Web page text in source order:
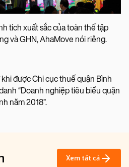
tích xuất sắc của toàn thể tập
và GHN, AhaMove nói riêng.
được Chi cục thuế quận Bình
“Doanh nghiệp tiêu biểu quận
năm 2018”.
Xem tất cả